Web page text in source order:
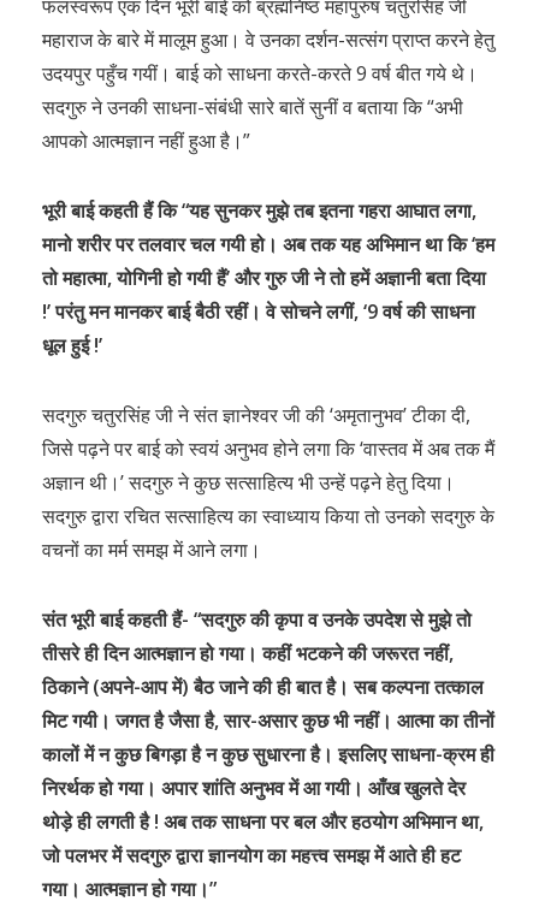
फलस्वरूप एक दिन भूरी बाई को ब्रह्मनिष्ठ महापुरुष चतुरसिंह जी
महाराज के बारे में मालूम हुआ। वे उनका दर्शन-सत्संग प्राप्त करने हेतु
उदयपुर पहुँच गयीं। बाई को साधना करते-करते 9 वर्ष बीत गये थे।
सदगुरु ने उनकी साधना-संबंधी सारे बातें सुनीं व बताया कि “अभी
आपको आत्मज्ञान नहीं हुआ है।”
भूरी बाई कहती हैं कि “यह सुनकर मुझे तब इतना गहरा आघात लगा,
मानो शरीर पर तलवार चल गयी हो। अब तक यह अभिमान था कि ‘हम
तो महात्मा, योगिनी हो गयी हैं’ और गुरु जी ने तो हमें अज्ञानी बता दिया
!’ परंतु मन मानकर बाई बैठी रहीं। वे सोचने लगीं, ‘9 वर्ष की साधना
धूल हुई !’
सदगुरु चतुरसिंह जी ने संत ज्ञानेश्वर जी की ‘अमृतानुभव’ टीका दी,
जिसे पढ़ने पर बाई को स्वयं अनुभव होने लगा कि ‘वास्तव में अब तक मैं
अज्ञान थी।’ सदगुरु ने कुछ सत्साहित्य भी उन्हें पढ़ने हेतु दिया।
सदगुरु द्वारा रचित सत्साहित्य का स्वाध्याय किया तो उनको सदगुरु के
वचनों का मर्म समझ में आने लगा।
संत भूरी बाई कहती हैं- “सदगुरु की कृपा व उनके उपदेश से मुझे तो
तीसरे ही दिन आत्मज्ञान हो गया। कहीं भटकने की जरूरत नहीं,
ठिकाने (अपने-आप में) बैठ जाने की ही बात है। सब कल्पना तत्काल
मिट गयी। जगत है जैसा है, सार-असार कुछ भी नहीं। आत्मा का तीनों
कालों में न कुछ बिगड़ा है न कुछ सुधारना है। इसलिए साधना-क्रम ही
निरर्थक हो गया। अपार शांति अनुभव में आ गयी। आँख खुलते देर
थोड़े ही लगती है ! अब तक साधना पर बल और हठयोग अभिमान था,
जो पलभर में सदगुरु द्वारा ज्ञानयोग का महत्त्व समझ में आते ही हट
गया। आत्मज्ञान हो गया।”